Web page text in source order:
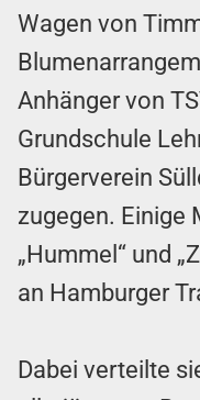
Wagen von
Anhänger von
Grundschule
Bürgerverein
zugegen. Einige
„Hummel“ und
an Hamburger
Dabei verteilte